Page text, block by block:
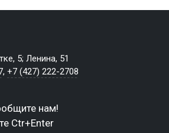
5; Ленина, 51
,+7 (427) 222-2708
нам!
Ctr+Enter